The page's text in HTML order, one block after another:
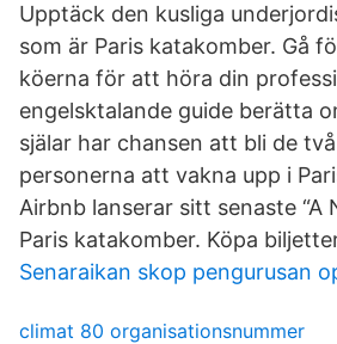
Upptäck den kusliga
som är Paris katakomber. Gå
köerna för att höra din
engelsktalande guide berätta
själar har chansen att bli de
personerna att vakna upp i
Airbnb lanserar sitt senaste “A
Paris katakomber. Köpa
Senaraikan skop pengurusan
climat 80 organisationsnummer